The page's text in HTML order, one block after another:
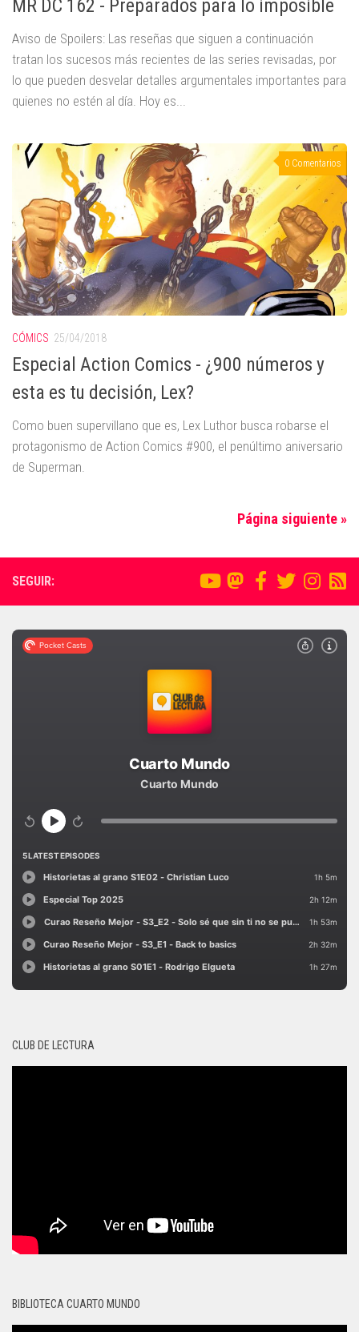
MR DC 162 - Preparados para lo imposible
Aviso de Spoilers: Las reseñas que siguen a continuación
tratan los sucesos más recientes de las series revisadas, por
lo que pueden desvelar detalles argumentales importantes para
quienes no estén al día. Hoy es...
0 Comentarios
CÓMICS 25/04/2018
Especial Action Comics - ¿900 números y
esta es tu decisión, Lex?
Como buen supervillano que es, Lex Luthor busca robarse el
protagonismo de Action Comics #900, el penúltimo aniversario
de Superman.
Página siguiente »
SEGUIR:
CLUB DE LECTURA
BIBLIOTECA CUARTO MUNDO